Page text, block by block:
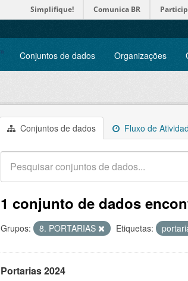
Simplifique! Comunica BR
Conjuntos de dados Organizações
Conjuntos de dados Fluxo de
1 conjunto de dados
Grupos: 8. PORTARIAS Etiquetas:
Portarias 2024